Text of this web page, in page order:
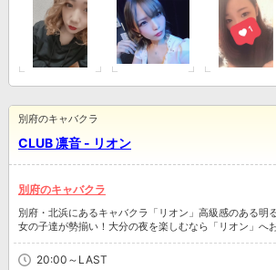
CLUB 凛音 - リオン
別府のキャバクラ
別府のキャバクラ
別府・北浜にあるキャバクラ「リオン」高級感のある明
女の子達が勢揃い！大分の夜を楽しむなら「リオン」へ
20:00～LAST